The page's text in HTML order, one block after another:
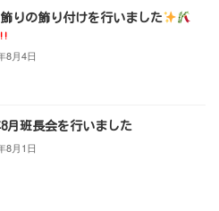
りの飾り付けを行いました
8月4日
8月班長会を行いました
8月1日